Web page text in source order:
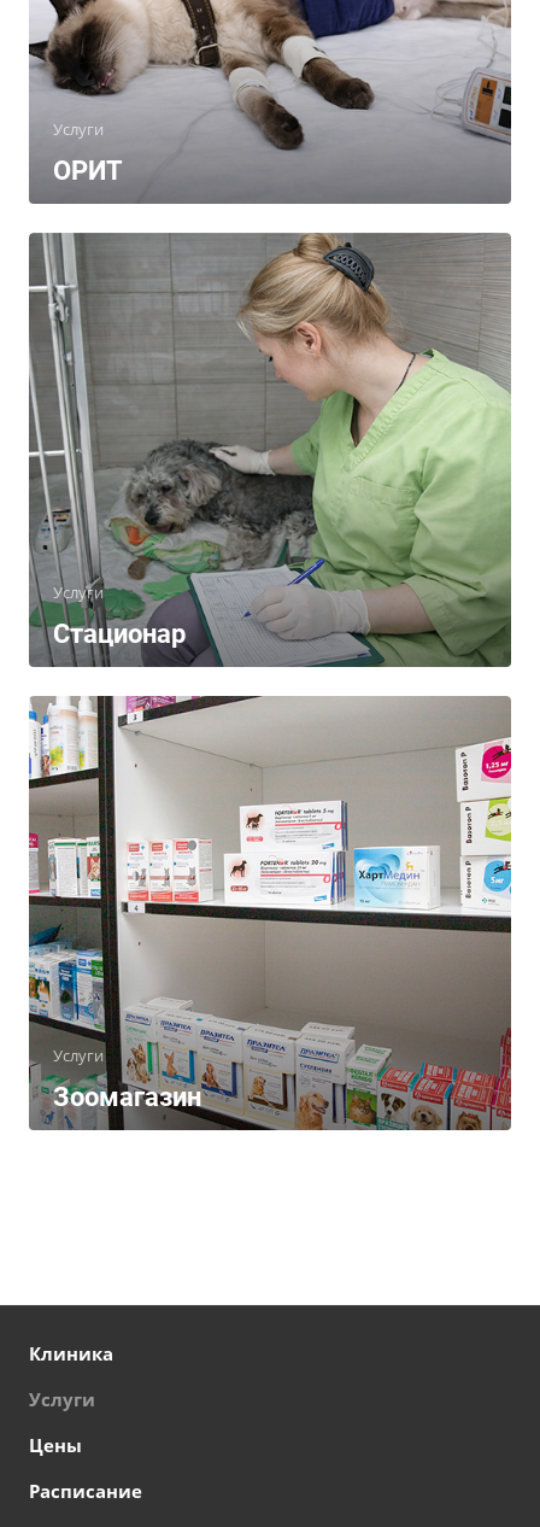
Услуги
ОРИТ
Услуги
Стационар
Услуги
Зоомагазин
Клиника
Услуги
Цены
Расписание